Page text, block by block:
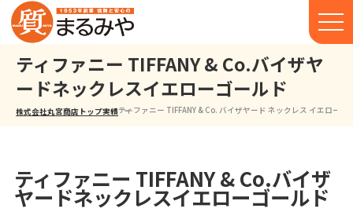
ティファニー TIFFANY & Co.バイザヤ
ードネックレスイエローゴールド
株式会社丸宮商店トップ⁩実績ティファニー TIFFANY & Co. バイザヤード ネックレス イエローゴ
ティファニー TIFFANY & Co.バイザ
ヤードネックレスイエローゴールド